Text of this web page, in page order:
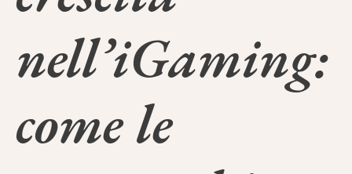
nell’iGaming:
come le